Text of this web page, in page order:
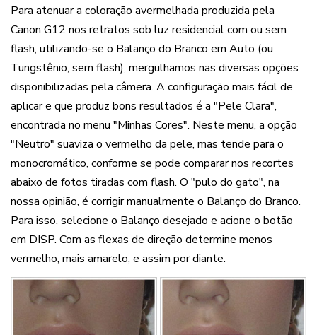
Para atenuar a coloração avermelhada produzida pela
Canon G12 nos retratos sob luz residencial com ou sem
flash, utilizando-se o Balanço do Branco em Auto (ou
Tungstênio, sem flash), mergulhamos nas diversas opções
disponibilizadas pela câmera. A configuração mais fácil de
aplicar e que produz bons resultados é a "Pele Clara",
encontrada no menu "Minhas Cores". Neste menu, a opção
"Neutro" suaviza o vermelho da pele, mas tende para o
monocromático, conforme se pode comparar nos recortes
abaixo de fotos tiradas com flash. O "pulo do gato", na
nossa opinião, é corrigir manualmente o Balanço do Branco.
Para isso, selecione o Balanço desejado e acione o botão
em DISP. Com as flexas de direção determine menos
vermelho, mais amarelo, e assim por diante.